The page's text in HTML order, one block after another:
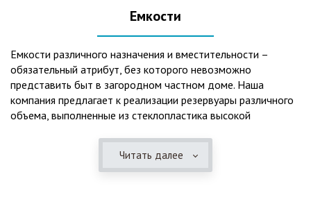
Главная причина популярности пластиковых и
также отнести:
безупречное качество изготовления;
стойкость к высокому давлению грунта (даже в
ненаполненном состоянии);
полная герметичность, что гарантирует отсутствие
Емкости
Емкости различного назначения и вместительности –
обязательный атрибут, без которого невозможно
представить быт в загородном частном доме. Наша
компания предлагает к реализации резервуары различного
объема, выполненные из стеклопластика высокой
одна из основных сфер их практического использования –
это организация центров очистки, обустройство
Читать далее